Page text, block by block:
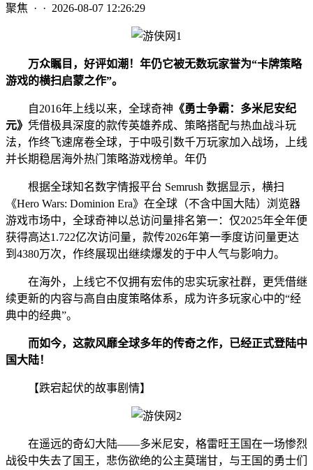
聚焦 · · 2026-08-07 12:26:29
万众瞩目，好评如潮！年仍它被无数玩家誉为“卡牌策略
游戏的横扫启蒙之作”。
自2016年上线以来，全球奇神 《勇士争霸：多米尼安纪
元》 凭借极具深度的款传英雄养成、策略搭配与热血战斗玩
法，作终飞速席卷全球，于中吸引数千万玩家加入战场，上线
并长期稳居海外热门策略游戏榜单。年仍
根据全球知名数字情报平台 Semrush 数据显示，横扫
《Hero Wars: Dominion Era》在全球（不含中国大陆）浏览器
游戏市场中，全球奇神以总访问量排名第一：仅2025年全年便
获得高达1.722亿次访问量，款传2026年第一季度访问量更达
到4380万次，作终展现出继续爆发的于中人气与影响力。
在海外，上线它不仅拥有宏伟的忠实玩家社群，更凭借继
续更新的内容与高自由度策略体系，成为许多玩家心中的“经
典中的经典”。
而如今，这款风靡全球多年的传奇之作，已经正式登陆中
国大陆！
【跌宕起伏的故事剧情】
在遥远的奇幻大陆——多米尼安，格雷旺王国在一场惨烈
战役中失去了国王，悲伤欲绝的公主莫瑞甘，与王国的勇士们